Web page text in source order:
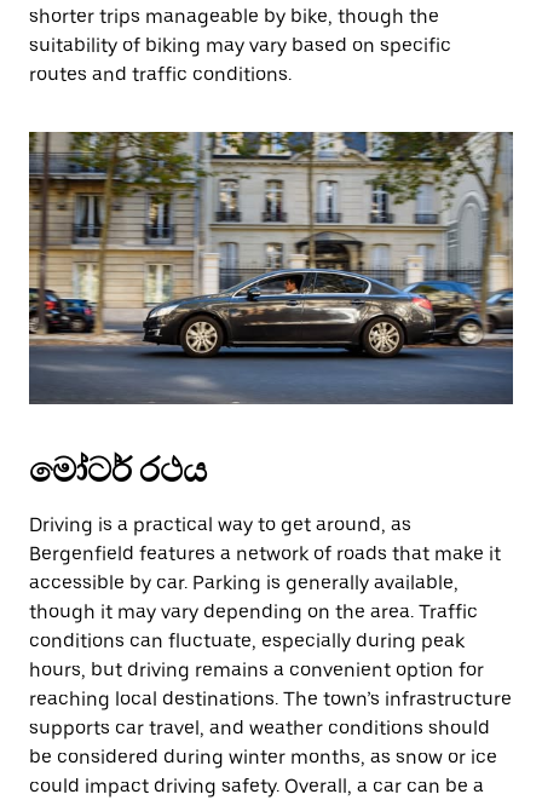
shorter trips manageable by bike, though the
suitability of biking may vary based on specific
routes and traffic conditions.
මෝටර් රථය
Driving is a practical way to get around, as
Bergenfield features a network of roads that make it
accessible by car. Parking is generally available,
though it may vary depending on the area. Traffic
conditions can fluctuate, especially during peak
hours, but driving remains a convenient option for
reaching local destinations. The town’s infrastructure
supports car travel, and weather conditions should
be considered during winter months, as snow or ice
could impact driving safety. Overall, a car can be a